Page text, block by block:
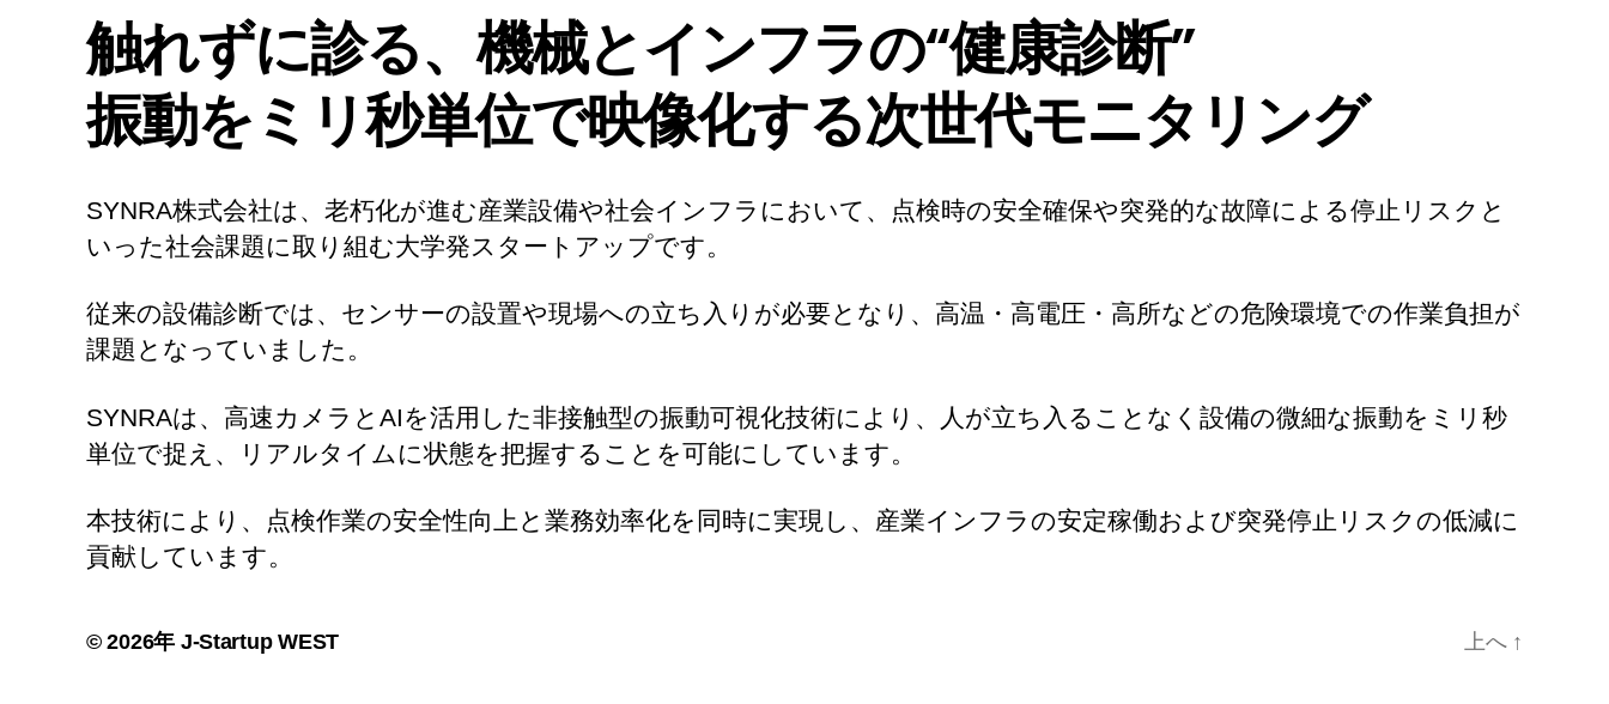
触れずに診る、機械とインフラの“健康診断”
振動をミリ秒単位で映像化する次世代モニタリング
SYNRA株式会社は、老朽化が進む産業設備や社会インフラにおいて、点検時の安全確保や突発的な故障による停止リスクと
いった社会課題に取り組む大学発スタートアップです。
従来の設備診断では、センサーの設置や現場への立ち入りが必要となり、高温・高電圧・高所などの危険環境での作業負担が
課題となっていました。
SYNRAは、高速カメラとAIを活用した非接触型の振動可視化技術により、人が立ち入ることなく設備の微細な振動をミリ秒
単位で捉え、リアルタイムに状態を把握することを可能にしています。
本技術により、点検作業の安全性向上と業務効率化を同時に実現し、産業インフラの安定稼働および突発停止リスクの低減に
貢献しています。
© 2026年 J-Startup WEST 上へ ↑